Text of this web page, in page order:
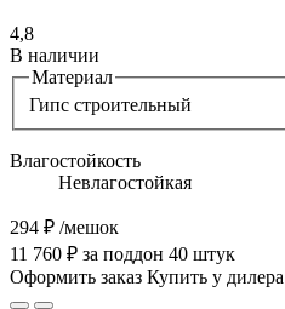
4,8
В наличии
Материал
Гипс строительный
Влагостойкость
Невлагостойкая
294 ₽ /мешок
11 760 ₽ за поддон 40 штук
Оформить заказ Купить у дилера